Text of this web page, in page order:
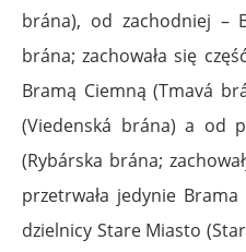
brána), od zachodniej –
brána; zachowała się
Bramą Ciemną (Tmavá
(Viedenská brána) a od
(Rybárska brána;
przetrwała jedynie
dzielnicy Stare Miasto